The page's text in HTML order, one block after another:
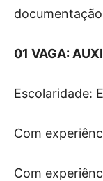
01 VAGA:
Escolaridade:
Com
Com